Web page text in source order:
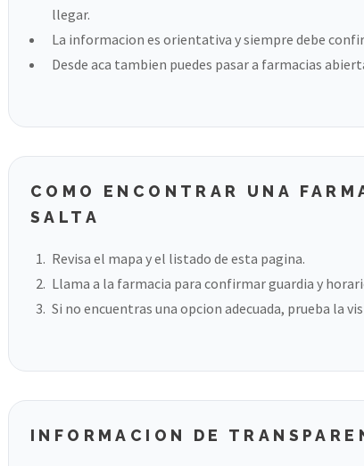
llegar.
La informacion es orientativa y siempre debe
Desde aca tambien puedes pasar a farmacias
COMO ENCONTRAR UNA
SALTA
Revisa el mapa y el listado de esta pagina.
Llama a la farmacia para confirmar guardia y
Si no encuentras una opcion adecuada, prueba la
INFORMACION DE